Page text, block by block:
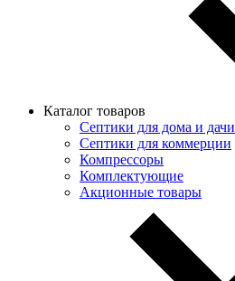
Каталог товаров
Септики для дома и дачи
Септики для коммерции
Компрессоры
Комплектующие
Акционные товары